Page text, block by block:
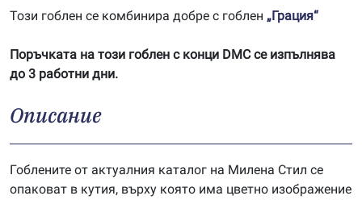
Този гоблен се комбинира добре с гоблен „Грация“
Поръчката на този гоблен с конци DMC се изпълнява
до 3 работни дни.
Описание
Гоблените от актуалния каталог на Милена Стил се
опаковат в кутия, върху която има цветно изображение